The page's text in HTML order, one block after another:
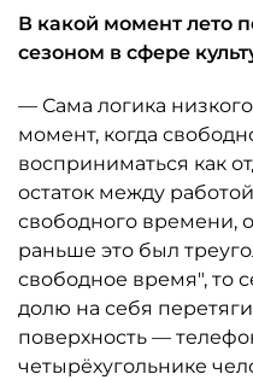
В какой момент лето
сезоном в сфере
— Сама логика
момент, когда
восприниматься как
остаток между
свободного времени,
раньше это был
свободное время", то
долю на себя
поверхность —
четырёхугольнике